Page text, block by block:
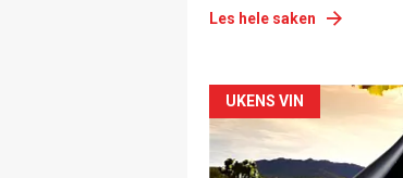
Les hele saken
Forsiden
akkurat
UKENS VIN